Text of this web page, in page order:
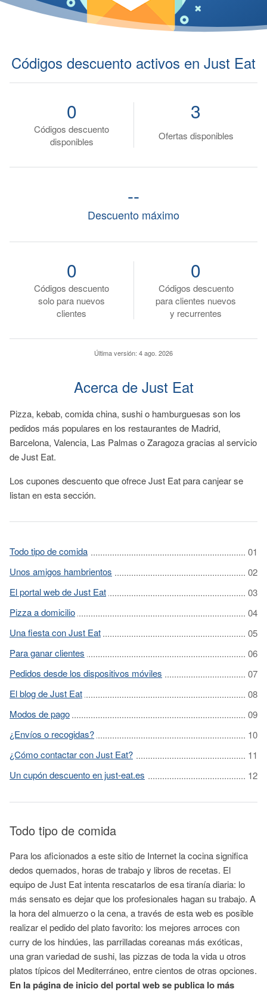
Códigos descuento activos en Just Eat
Códigos descuento
disponibles
0
Ofertas disponibles
3
Descuento máximo
--
Códigos descuento
solo para nuevos
clientes
0
Códigos descuento
para clientes nuevos
y recurrentes
0
Última versión: 4 ago. 2026
Acerca de Just Eat
Pizza, kebab, comida china, sushi o hamburguesas son los
pedidos más populares en los restaurantes de Madrid,
Barcelona, Valencia, Las Palmas o Zaragoza gracias al servicio
de Just Eat.
Los cupones descuento que ofrece Just Eat para canjear se
listan en esta sección.
Todo tipo de comida
Unos amigos hambrientos
El portal web de Just Eat
Pizza a domicilio
Una fiesta con Just Eat
Para ganar clientes
Pedidos desde los dispositivos móviles
El blog de Just Eat
Modos de pago
¿Envíos o recogidas?
¿Cómo contactar con Just Eat?
Un cupón descuento en just-eat.es
Todo tipo de comida
Para los aficionados a este sitio de Internet la cocina significa
dedos quemados, horas de trabajo y libros de recetas. El
equipo de Just Eat intenta rescatarlos de esa tiranía diaria: lo
más sensato es dejar que los profesionales hagan su trabajo. A
la hora del almuerzo o la cena, a través de esta web es posible
realizar el pedido del plato favorito: los mejores arroces con
curry de los hindúes, las parrilladas coreanas más exóticas,
una gran variedad de sushi, las pizzas de toda la vida u otros
platos típicos del Mediterráneo, entre cientos de otras opciones.
En la página de inicio del portal web se publica lo más